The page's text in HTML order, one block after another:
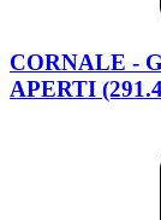
CORNALE -
APERTI